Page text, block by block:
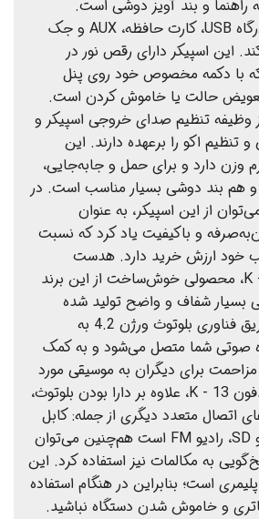
راهنما و بند آویز دوشی است.
هم‌چنین این اسپیکر از درگاه USB، کارت حافظه، AUX و جک
این اسپیکر دارای رقص نور در
با دکمه مخصوص خود روی پنل
تعویض حالت یا خاموش کردن است.
وظیفه تنظیم صدای خروجی اسپیکر و
اکو را برعهده دارند. این
حدود 2 کیلوگرم وزن دارد و برای حمل و جابه‌جایی،
و هم بند دوشی بسیار مناسب است. در
از این اسپیکر، به عنوان
و باکیفیت یاد کرد که نسبت
خود ارزش خرید دارد. هدست
بلوتوثی کلومن مدل K - 13، محصولی خوش‌ساخت از این برند
بسیار شفاف و واضح تولید شده
است. این محصول از طریق فناوری بلوتوث ورژن 4.2 به
صوتی شما متصل می‌شود و به کمک
برای دیگران به موسیقی مورد
علاقه خود گوش داد. هدفون K - 13، علاوه بر دارا بودن بلوتوث،
اتصال متعدد دیگری از جمله: کابل
AUX، کارت حافظه میکرو SD، رادیو FM است هم‌چنین می‌توان
به مکالمات نیز استفاده کرد. این
است؛ بنابراین در هنگام استفاده
و خاموش شدن دستگاه نباشید.